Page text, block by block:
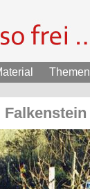
Themen